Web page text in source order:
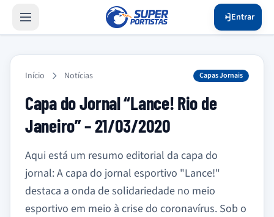
Entrar
Início Notícias Capas Jornais
Capa do Jornal “Lance! Rio de
Janeiro” – 21/03/2020
Aqui está um resumo editorial da capa do
jornal: A capa do jornal esportivo "Lance!"
destaca a onda de solidariedade no meio
esportivo em meio à crise do coronavírus. Sob o